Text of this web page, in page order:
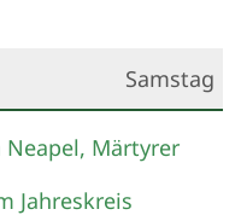
Samstag
Neapel, Märtyrer
Jahreskreis